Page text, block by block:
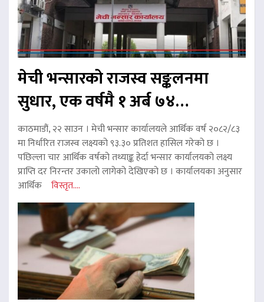
मेची भन्सारको राजस्व सङ्कलनमा
सुधार, एक वर्षमै १ अर्ब ७४…
काठमाडौं, २२ साउन । मेची भन्सार कार्यालयले आर्थिक वर्ष २०८२/८३
मा निर्धारित राजस्व लक्ष्यको ९३.३० प्रतिशत हासिल गरेको छ ।
पछिल्ला चार आर्थिक वर्षको तथ्याङ्क हेर्दा भन्सार कार्यालयको लक्ष्य
प्राप्ति दर निरन्तर उकालो लागेको देखिएको छ । कार्यालयका अनुसार
आर्थिक विस्तृत....